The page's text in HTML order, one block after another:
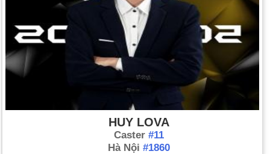
HUY LOVA
Caster #11
Hà Nội #1860